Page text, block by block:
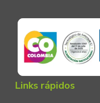
Links rápidos